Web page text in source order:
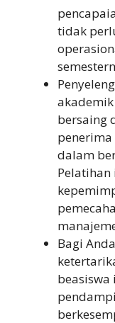
tidak
bersaing
dalam
Bagi